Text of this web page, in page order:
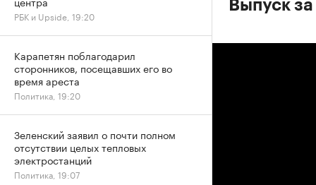
Выпуск
РБК и Upside, 19:20
Карапетян поблагодарил
сторонников, посещавших его во
время ареста
Политика, 19:20
Зеленский заявил о почти полном
отсутствии целых тепловых
электростанций
Политика, 19:07